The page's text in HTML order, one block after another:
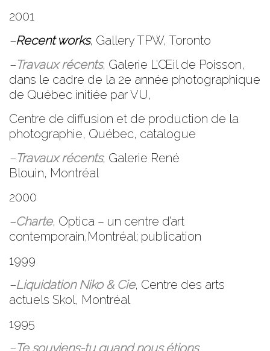
2001
–Recent works, Gallery TPW, Toronto
–Travaux récents, Galerie L’Œil de Poisson,
dans le cadre de la 2e année photographique
de Québec initiée par VU,
Centre de diffusion et de production de la
photographie, Québec, catalogue
–Travaux récents, Galerie René
Blouin, Montréal
2000
–Charte, Optica – un centre d’art
contemporain,Montréal; publication
1999
–Liquidation Niko & Cie, Centre des arts
actuels Skol, Montréal
1995
–Te souviens-tu quand nous étions